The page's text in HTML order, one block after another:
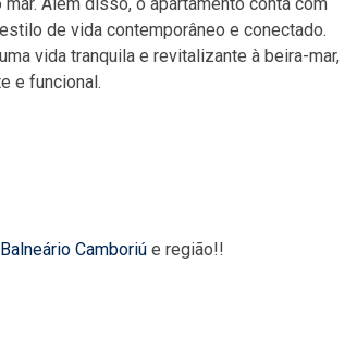
de vida contemporâneo e conectado.
vida tranquila e revitalizante à beira-mar,
e funcional.
Camboriú e região!!